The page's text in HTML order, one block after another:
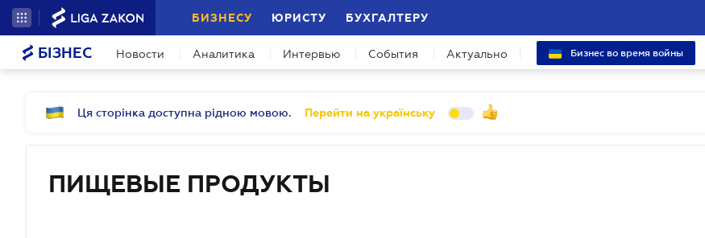
БИЗНЕСУ ЮРИСТУ БУХГАЛТЕРУ
БІЗНЕС Новости Аналитика Интервью События Актуально Бизнес во время войны
Ця сторінка доступна рідною мовою. Перейти на українську
ПИЩЕВЫЕ ПРОДУКТЫ